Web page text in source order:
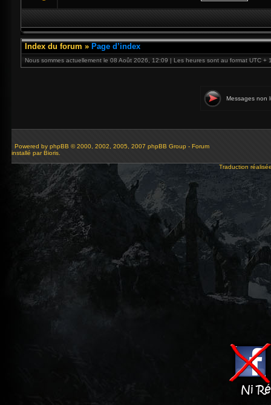
Index du forum » Page d’index
Nous sommes actuellement le 08 Août 2026, 12:09 | Les heures sont au format UTC +
Messages non
Powered by phpBB © 2000, 2002, 2005, 2007 phpBB Group - Forum
installé par Bioris.
Traduction